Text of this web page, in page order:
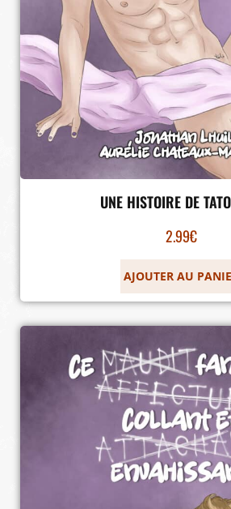
UNE HISTOIRE DE
2.99€
AJOUTER AU